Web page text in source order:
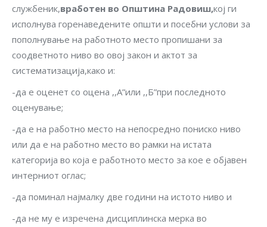
службеник,вработен во Општина Радовиш,кој ги
исполнува горенаведените општи и посебни услови за
пополнување на работното место пропишани за
соодветното ниво во овој закон и актот за
систематизација,како и:
-да е оценет со оцена ,,A”или ,,Б”при последното
оценување;
-да е на работно место на непосредно пониско ниво
или да е на работно место во рамки на истата
категорија во која е работното место за кое е објавен
интерниот оглас;
-да поминал најмалку две години на истото ниво и
-да не му е изречена дисциплинска мерка во